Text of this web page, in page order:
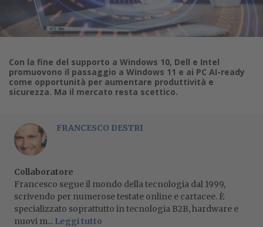
Con la fine del supporto a Windows 10, Dell e Intel
promuovono il passaggio a Windows 11 e ai PC AI-ready
come opportunità per aumentare produttività e
sicurezza. Ma il mercato resta scettico.
FRANCESCO DESTRI
Collaboratore
Francesco segue il mondo della tecnologia dal 1999,
scrivendo per numerose testate online e cartacee. È
specializzato soprattutto in tecnologia B2B, hardware e
nuovi m... Leggi tutto